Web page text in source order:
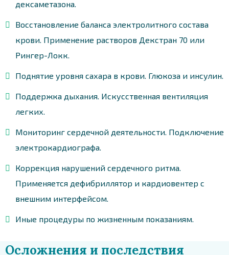
дексаметазона.
Восстановление баланса электролитного состава
крови. Применение растворов Декстран 70 или
Рингер-Локк.
Поднятие уровня сахара в крови. Глюкоза и инсулин.
Поддержка дыхания. Искусственная вентиляция
легких.
Мониторинг сердечной деятельности. Подключение
электрокардиографа.
Коррекция нарушений сердечного ритма.
Применяется дефибриллятор и кардиовентер с
внешним интерфейсом.
Иные процедуры по жизненным показаниям.
Осложнения и последствия